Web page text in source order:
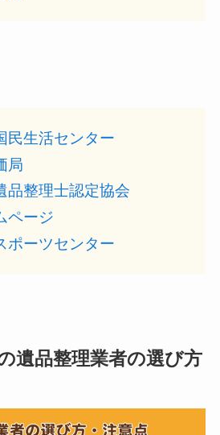
民生活センター
局
品整理士認定協会
ページ
ポーツセンター
遺品整理業者の選び方